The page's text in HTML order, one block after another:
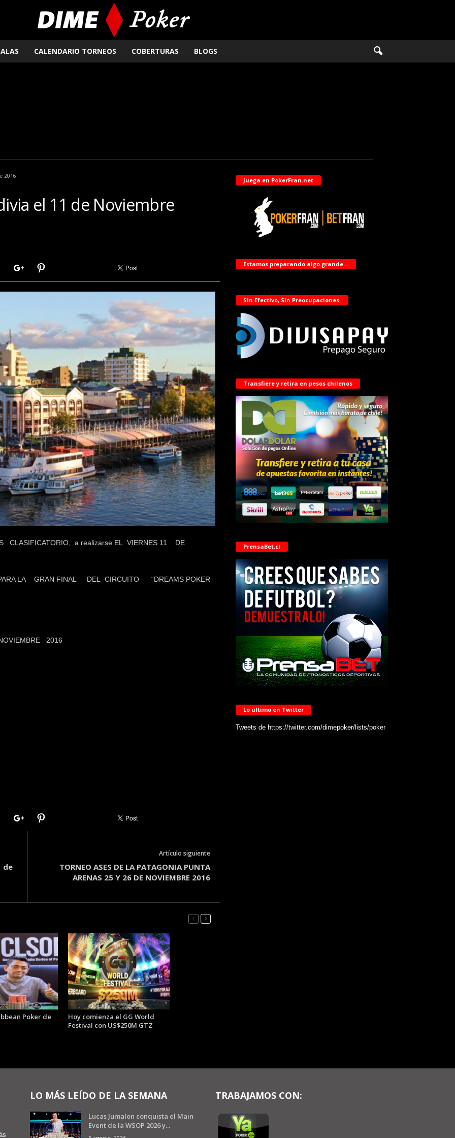
CALENDARIO TORNEOS COBERTURAS BLOGS
2016
el 11 de Noviembre
CLASIFICATORIO, a realizarse EL VIERNES 11 DE
PARA LA GRAN FINAL DEL CIRCUITO “DREAMS POKER
2016
de
Artículo siguiente
TORNEO ASES DE LA PATAGONIA PUNTA
ARENAS 25 Y 26 DE NOVIEMBRE 2016
Poker de
Hoy comienza el GG World
Festival con US$250M GTZ
Juega en PokerFran.net
Estamos preparando algo grande…
Sin Efectivo, Sin Preocupaciones.
Transfiere y retira en pesos chilenos
PrensaBet.cl
Lo último en Twitter
Tweets de https://twitter.com/dimepoker/lists/poker
LO MÁS LEÍDO DE LA SEMANA
Lucas Jumalon conquista el Main
Event de la WSOP 2026 y...
TRABAJAMOS CON: